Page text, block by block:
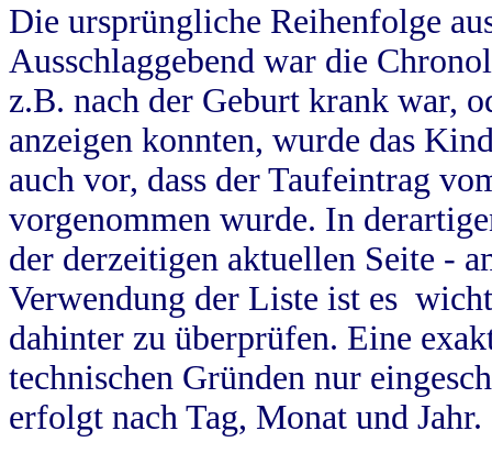
Die ursprüngliche Reihenfolge
Ausschlaggebend war die
z.B. nach der Geburt krank war,
anzeigen konnten, wurde das
auch vor, dass der Taufeintrag
vorgenommen wurde. In
der derzeitigen aktuellen Seite -
Verwendung der Liste ist es
dahinter zu überprüfen. Eine
technischen Gründen nur
erfolgt nach Tag, Monat und Jahr.